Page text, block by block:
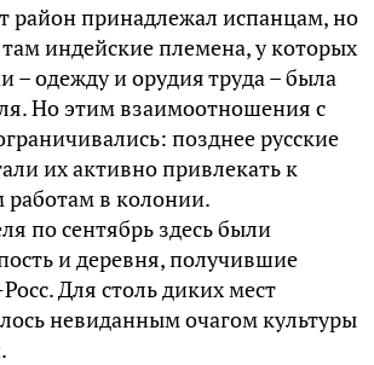
район принадлежал испанцам, но
индейские племена, у которых
– одежду и орудия труда – была
Но этим взаимоотношения с
позднее русские
их активно привлекать к
в колонии.
по сентябрь здесь были
и деревня, получившие
Для столь диких мест
невиданным очагом культуры